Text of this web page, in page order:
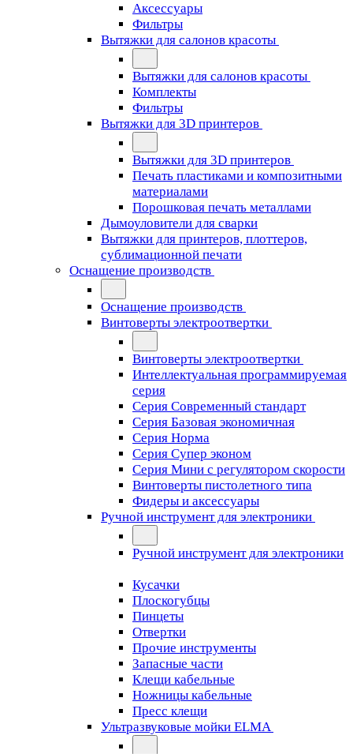
Аксессуары
Фильтры
Вытяжки для салонов красоты
Вытяжки для салонов красоты
Комплекты
Фильтры
Вытяжки для 3D принтеров
Вытяжки для 3D принтеров
Печать пластиками и композитными
материалами
Порошковая печать металлами
Дымоуловители для сварки
Вытяжки для принтеров, плоттеров,
сублимационной печати
Оснащение производств
Оснащение производств
Винтоверты электроотвертки
Винтоверты электроотвертки
Интеллектуальная программируемая
серия
Серия Современный стандарт
Серия Базовая экономичная
Серия Норма
Серия Cупер эконом
Серия Мини с регулятором скорости
Винтоверты пистолетного типа
Фидеры и аксессуары
Ручной инструмент для электроники
Ручной инструмент для электроники
Кусачки
Плоскогубцы
Пинцеты
Отвертки
Прочие инструменты
Запасные части
Клещи кабельные
Ножницы кабельные
Пресс клещи
Ультразвуковые мойки ELMA